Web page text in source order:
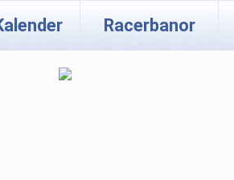
Racerbanor